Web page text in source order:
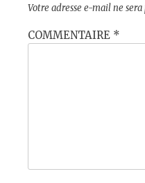
Votre adresse e-mail ne sera
COMMENTAIRE *